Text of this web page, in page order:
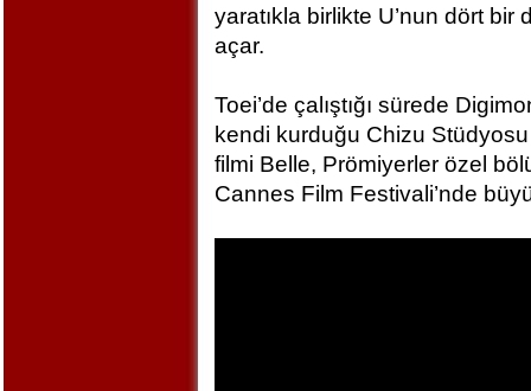
yaratıkla birlikte U’nun dört
açar.
Toei’de çalıştığı sürede
kendi kurduğu Chizu
filmi Belle, Prömiyerler özel
Cannes Film Festivali’nde